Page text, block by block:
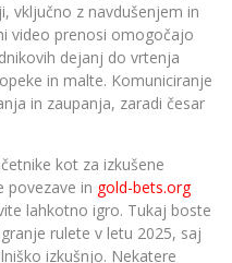
vključno z navdušenjem in
video prenosi omogočajo
dejanj do vrtenja
in malte. Komuniciranje
in zaupanja, zaradi česar
kot za izkušene
povezave in gold-bets.org
lahkotno igro. Tukaj boste
rulete v letu 2025, saj
izkušnjo. Nekatere